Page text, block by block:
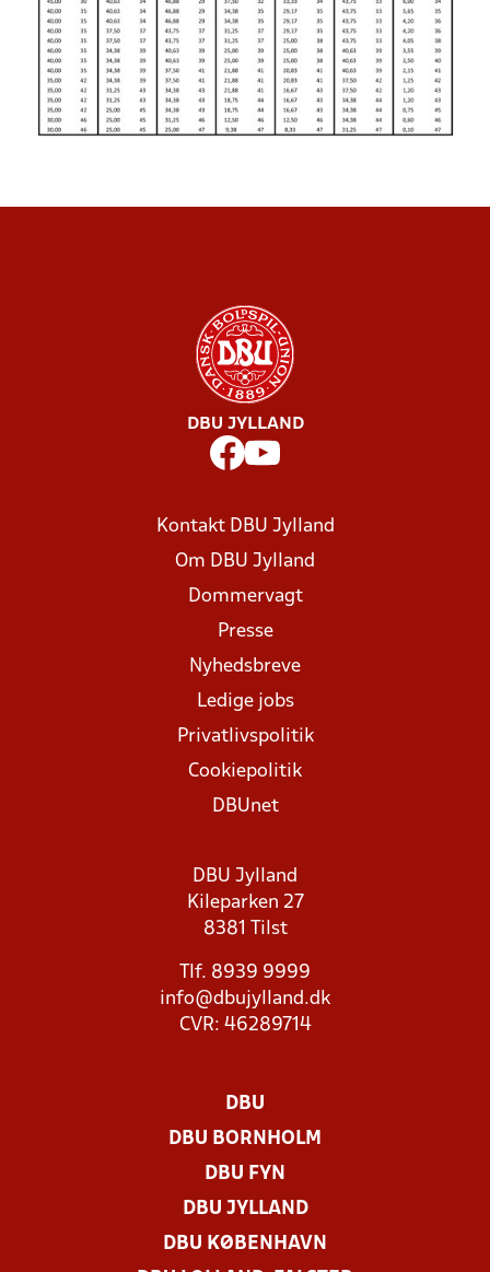
DBU JYLLAND
Kontakt DBU Jylland
Om DBU Jylland
Dommervagt
Presse
Nyhedsbreve
Ledige jobs
Privatlivspolitik
Cookiepolitik
DBUnet
DBU Jylland
Kileparken 27
8381 Tilst
Tlf. 8939 9999
info@dbujylland.dk
CVR: 46289714
DBU
DBU BORNHOLM
DBU FYN
DBU JYLLAND
DBU KØBENHAVN